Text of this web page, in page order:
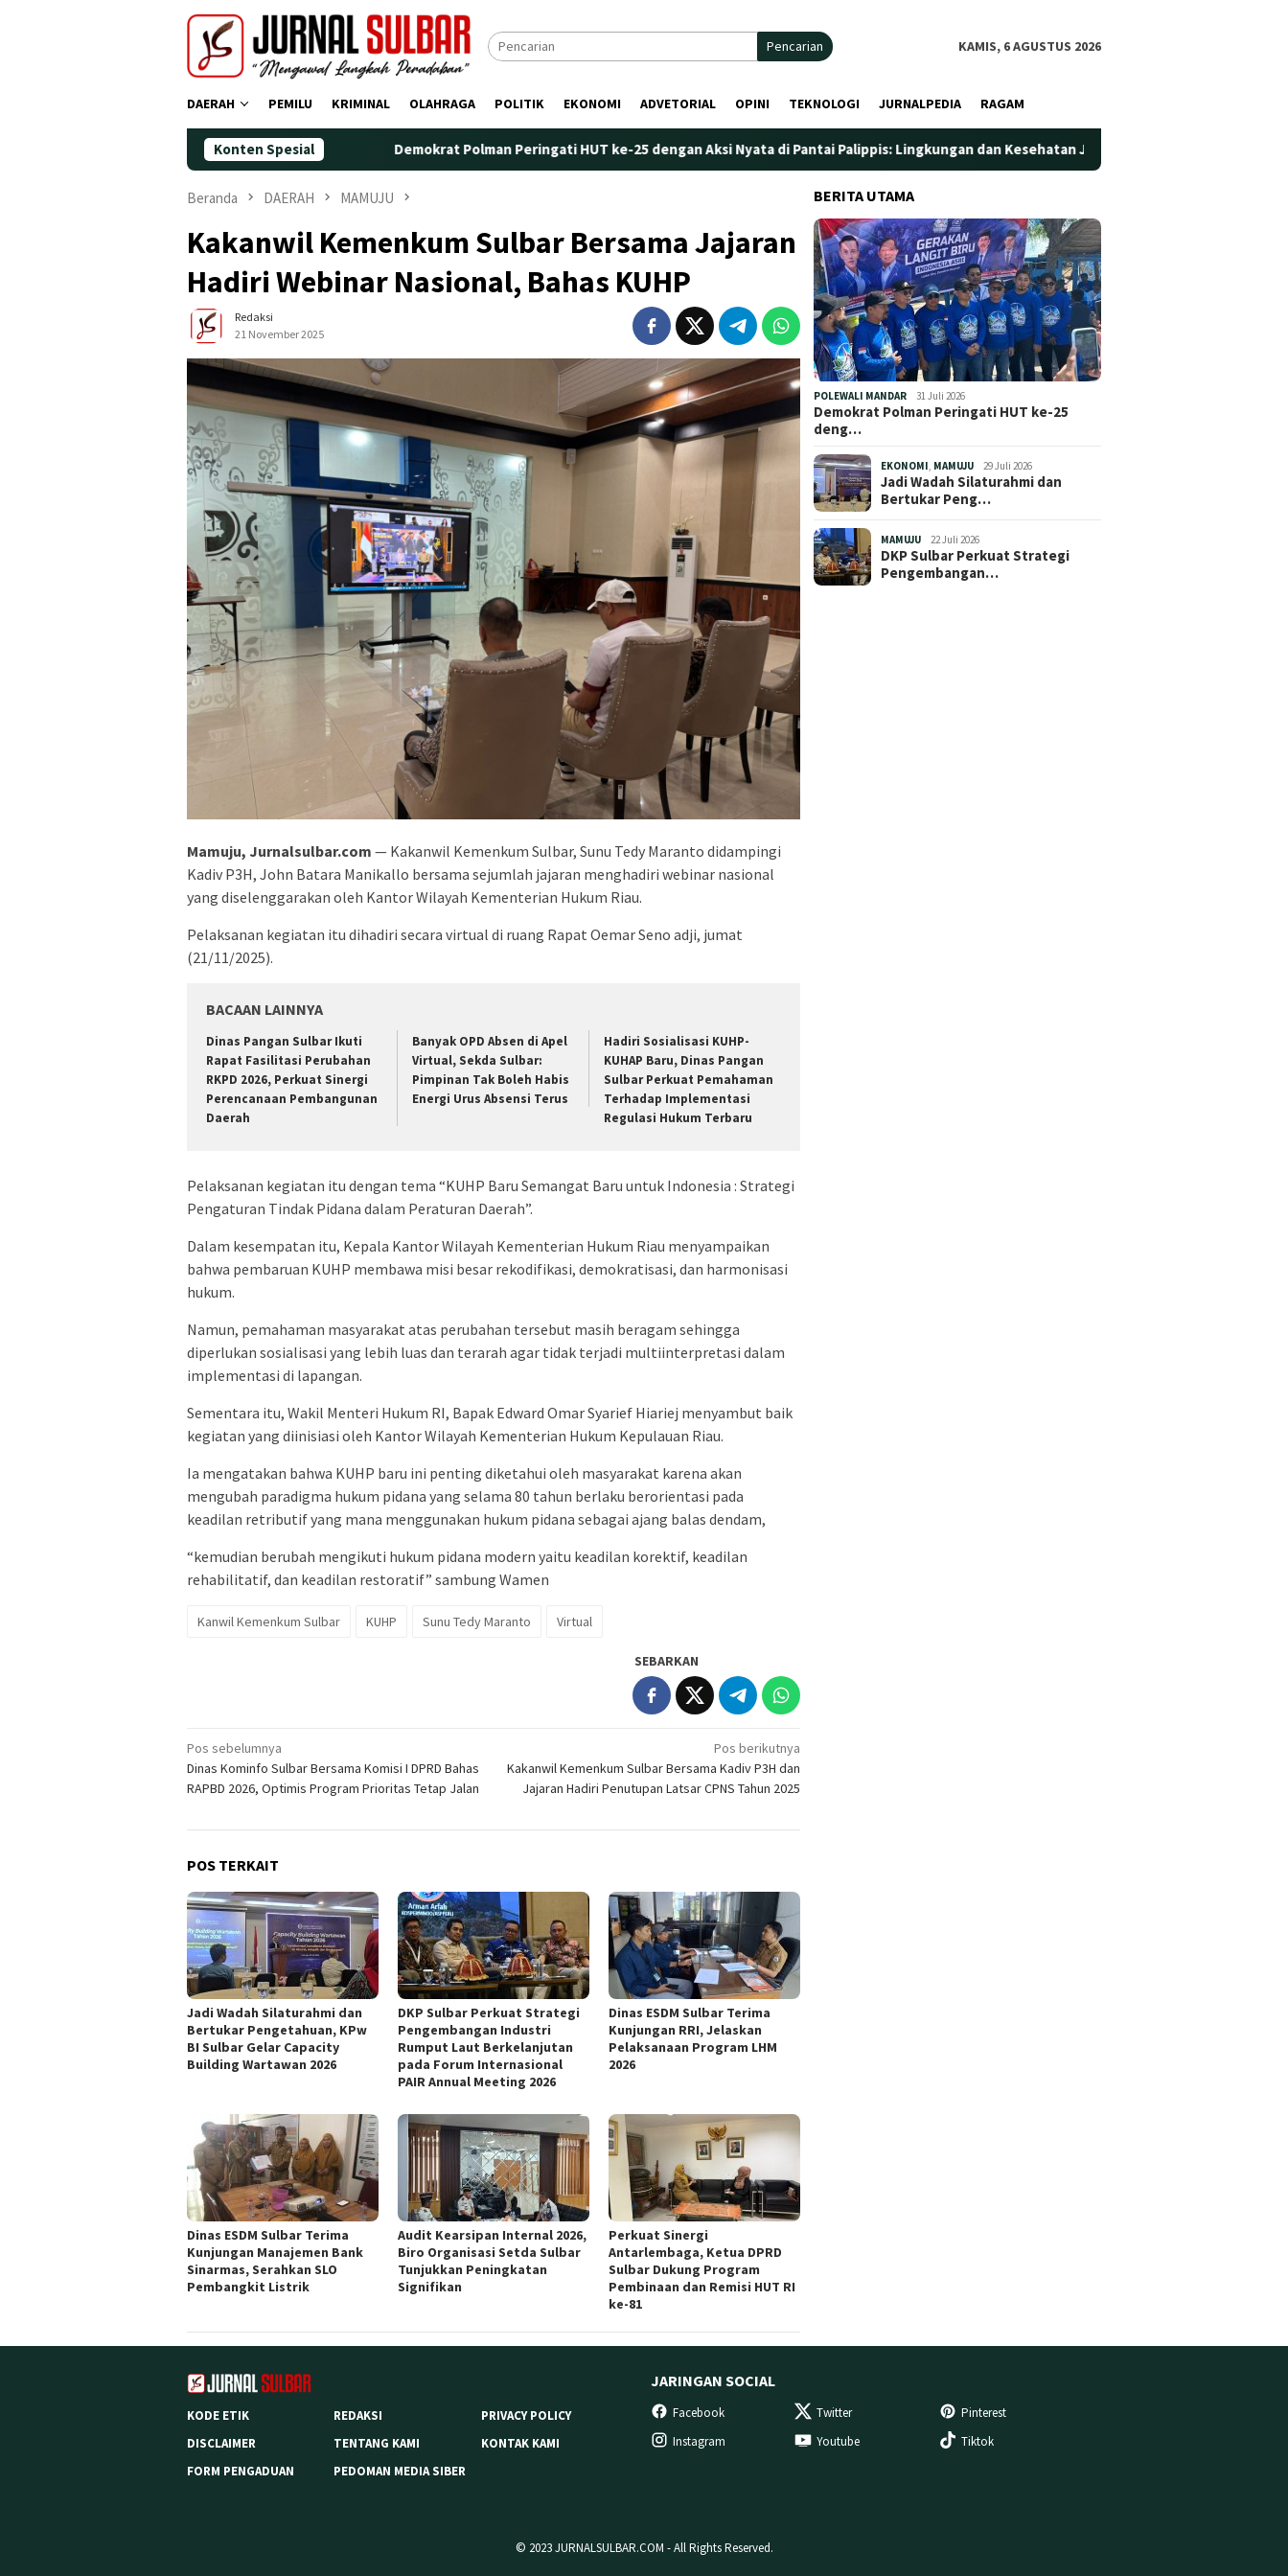
Pencarian KAMIS, 6 AGUSTUS 2026
DAERAH PEMILU KRIMINAL OLAHRAGA POLITIK EKONOMI ADVETORIAL OPINI TEKNOLOGI JURNALPEDIA RAGAM
Konten SpesialDemokrat Polman Peringati HUT ke-25 dengan Aksi Nyata di Pantai Palippis: Lingkungan dan Kesehatan Jadi Prioritas
Beranda DAERAH MAMUJU
Kakanwil Kemenkum Sulbar Bersama Jajaran
Hadiri Webinar Nasional, Bahas KUHP
Redaksi
21 November 2025
Mamuju, Jurnalsulbar.com — Kakanwil Kemenkum Sulbar, Sunu Tedy Maranto didampingi
Kadiv P3H, John Batara Manikallo bersama sejumlah jajaran menghadiri webinar nasional
yang diselenggarakan oleh Kantor Wilayah Kementerian Hukum Riau.
Pelaksanan kegiatan itu dihadiri secara virtual di ruang Rapat Oemar Seno adji, jumat
(21/11/2025).
BACAAN LAINNYA
Dinas Pangan Sulbar Ikuti
Rapat Fasilitasi Perubahan
RKPD 2026, Perkuat Sinergi
Perencanaan Pembangunan
Daerah
Banyak OPD Absen di Apel
Virtual, Sekda Sulbar:
Pimpinan Tak Boleh Habis
Energi Urus Absensi Terus
Hadiri Sosialisasi KUHP-
KUHAP Baru, Dinas Pangan
Sulbar Perkuat Pemahaman
Terhadap Implementasi
Regulasi Hukum Terbaru
Pelaksanan kegiatan itu dengan tema “KUHP Baru Semangat Baru untuk Indonesia : Strategi
Pengaturan Tindak Pidana dalam Peraturan Daerah”.
Dalam kesempatan itu, Kepala Kantor Wilayah Kementerian Hukum Riau menyampaikan
bahwa pembaruan KUHP membawa misi besar rekodifikasi, demokratisasi, dan harmonisasi
hukum.
Namun, pemahaman masyarakat atas perubahan tersebut masih beragam sehingga
diperlukan sosialisasi yang lebih luas dan terarah agar tidak terjadi multiinterpretasi dalam
implementasi di lapangan.
Sementara itu, Wakil Menteri Hukum RI, Bapak Edward Omar Syarief Hiariej menyambut baik
kegiatan yang diinisiasi oleh Kantor Wilayah Kementerian Hukum Kepulauan Riau.
Ia mengatakan bahwa KUHP baru ini penting diketahui oleh masyarakat karena akan
mengubah paradigma hukum pidana yang selama 80 tahun berlaku berorientasi pada
keadilan retributif yang mana menggunakan hukum pidana sebagai ajang balas dendam,
“kemudian berubah mengikuti hukum pidana modern yaitu keadilan korektif, keadilan
rehabilitatif, dan keadilan restoratif” sambung Wamen
Kanwil Kemenkum Sulbar KUHP Sunu Tedy Maranto Virtual
SEBARKAN
Navigasi
pos
Pos sebelumnya
Dinas Kominfo Sulbar Bersama Komisi I DPRD Bahas
RAPBD 2026, Optimis Program Prioritas Tetap Jalan
Pos berikutnya
Kakanwil Kemenkum Sulbar Bersama Kadiv P3H dan
Jajaran Hadiri Penutupan Latsar CPNS Tahun 2025
POS TERKAIT
Jadi Wadah Silaturahmi dan
Bertukar Pengetahuan, KPw
BI Sulbar Gelar Capacity
Building Wartawan 2026
DKP Sulbar Perkuat Strategi
Pengembangan Industri
Rumput Laut Berkelanjutan
pada Forum Internasional
PAIR Annual Meeting 2026
Dinas ESDM Sulbar Terima
Kunjungan RRI, Jelaskan
Pelaksanaan Program LHM
2026
Dinas ESDM Sulbar Terima
Kunjungan Manajemen Bank
Sinarmas, Serahkan SLO
Pembangkit Listrik
Audit Kearsipan Internal 2026,
Biro Organisasi Setda Sulbar
Tunjukkan Peningkatan
Signifikan
Perkuat Sinergi
Antarlembaga, Ketua DPRD
Sulbar Dukung Program
Pembinaan dan Remisi HUT RI
ke-81
BERITA UTAMA
POLEWALI MANDAR 31 Juli 2026
Demokrat Polman Peringati HUT ke-25
deng…
EKONOMI MAMUJU 29 Juli 2026
Jadi Wadah Silaturahmi dan
Bertukar Peng…
MAMUJU 22 Juli 2026
DKP Sulbar Perkuat Strategi
Pengembangan…
KODE ETIK REDAKSI
PRIVACY POLICY
DISCLAIMER
TENTANG KAMI
KONTAK KAMI
FORM PENGADUAN
PEDOMAN MEDIA SIBER
JARINGAN SOCIAL
Facebook Twitter
Pinterest
Instagram
Youtube Tiktok
© 2023 JURNALSULBAR.COM - All Rights Reserved.